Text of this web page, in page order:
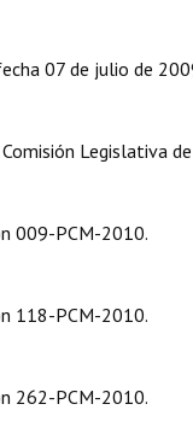
07 de julio de
Legislativa
009-PCM-2010.
118-PCM-2010.
262-PCM-2010.